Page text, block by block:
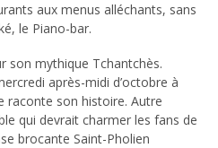
aux menus alléchants, sans
le Piano-bar.
son mythique Tchantchès.
après-midi d’octobre à
raconte son histoire. Autre
qui devrait charmer les fans de
brocante Saint-Pholien